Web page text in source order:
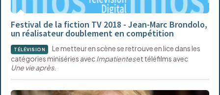
Festival de la fiction TV 2018 - Jean-Marc Brondolo,
un réalisateur doublement en compétition
TÉLÉVISION
Le metteur en scène se retrouve en lice dans les
catégories miniséries avecImpatienteset téléfilms avec
Une vie après.